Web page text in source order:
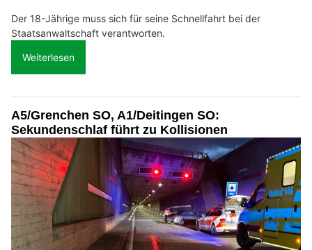
Der 18-Jährige muss sich für seine Schnellfahrt bei der
Staatsanwaltschaft verantworten.
Weiterlesen
A5/Grenchen SO, A1/Deitingen SO:
Sekundenschlaf führt zu Kollisionen